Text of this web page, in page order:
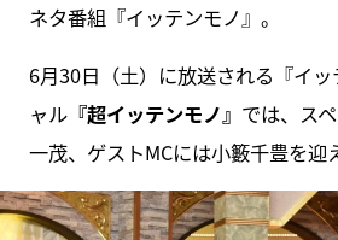
ネタ番組『イッテンモノ』。
6月30日（土）に放送される『イ
ャル『超イッテンモノ』 では、ス
一茂、ゲストMCには小籔千豊を迎